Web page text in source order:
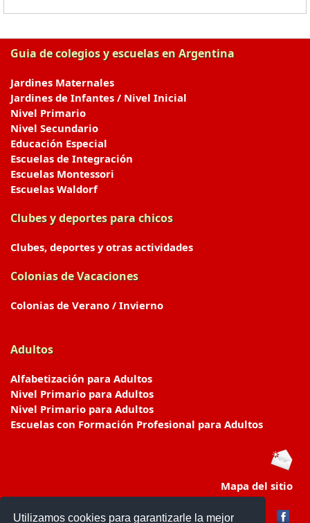
Utilizamos cookies para garantizarle la mejor
Guia de colegios y escuelas en Argentina
Jardines Maternales
Jardines de Infantes / Nivel Inicial
Nivel Primario
Nivel Secundario
Educación Especial
Escuelas de Integración
Escuelas Montessori
Escuelas Waldorf
Clubes y deportes para chicos
Clubes, deportes y otras actividades
Colonias de Vacaciones
Colonias de Verano / Invierno
Adultos
Alfabetización para Adultos
Nivel Primario para Adultos
Nivel Primario para Adultos
Escuelas con Formación Profesional para Adultos
Mapa del sitio